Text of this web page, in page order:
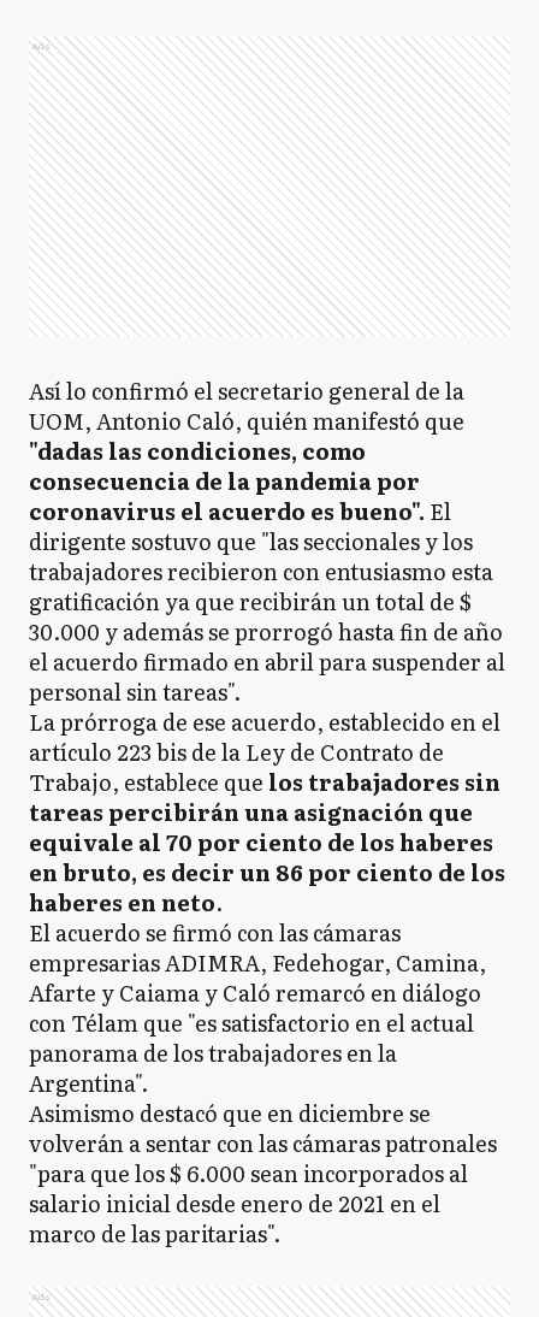
Ads
Así lo confirmó el secretario general de la
UOM, Antonio Caló, quién manifestó que
"dadas las condiciones, como
consecuencia de la pandemia por
coronavirus el acuerdo es bueno". El
dirigente sostuvo que "las seccionales y los
trabajadores recibieron con entusiasmo esta
gratificación ya que recibirán un total de $
30.000 y además se prorrogó hasta fin de año
el acuerdo firmado en abril para suspender al
personal sin tareas".
La prórroga de ese acuerdo, establecido en el
artículo 223 bis de la Ley de Contrato de
Trabajo, establece que los trabajadores sin
tareas percibirán una asignación que
equivale al 70 por ciento de los haberes
en bruto, es decir un 86 por ciento de los
haberes en neto.
El acuerdo se firmó con las cámaras
empresarias ADIMRA, Fedehogar, Camina,
Afarte y Caiama y Caló remarcó en diálogo
con Télam que "es satisfactorio en el actual
panorama de los trabajadores en la
Argentina".
Asimismo destacó que en diciembre se
volverán a sentar con las cámaras patronales
"para que los $ 6.000 sean incorporados al
salario inicial desde enero de 2021 en el
marco de las paritarias".
Ads